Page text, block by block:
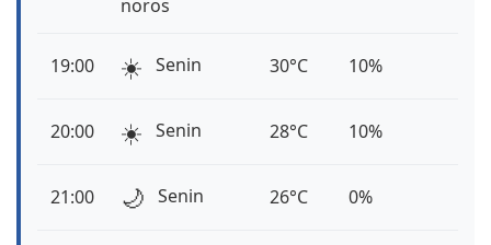
noros
19:00 ☀️ Senin 30°C 10%
20:00 ☀️ Senin 28°C 10%
21:00 🌙 Senin 26°C 0%